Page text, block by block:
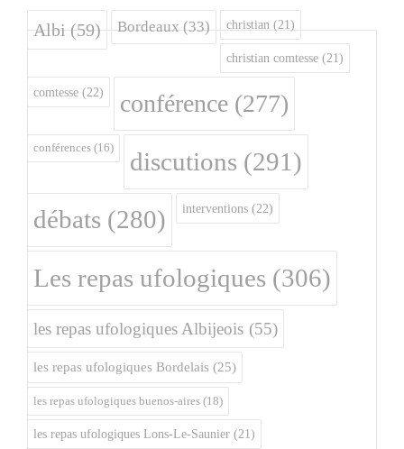
Albi(59) Bordeaux(33) christian (21)
christian comtesse (21)
comtesse (22) conférence (277)
conférences (16) discutions (291)
débats (280) interventions (22)
Les repas ufologiques (306)
les repas ufologiques Albijeois (55)
les repas ufologiques Bordelais (25)
les repas ufologiques buenos-aires (18)
les repas ufologiques Lons-Le-Saunier (21)